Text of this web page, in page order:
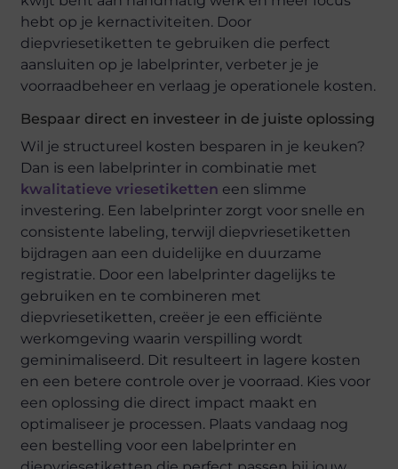
hebt op je kernactiviteiten. Door
diepvriesetiketten te gebruiken die perfect
aansluiten op je labelprinter, verbeter je je
voorraadbeheer en verlaag je operationele kosten.
Bespaar direct en investeer in de juiste oplossing
Wil je structureel kosten besparen in je keuken?
Dan is een labelprinter in combinatie met
kwalitatieve vriesetiketten een slimme
investering. Een labelprinter zorgt voor snelle en
consistente labeling, terwijl diepvriesetiketten
bijdragen aan een duidelijke en duurzame
registratie. Door een labelprinter dagelijks te
gebruiken en te combineren met
diepvriesetiketten, creëer je een efficiënte
werkomgeving waarin verspilling wordt
geminimaliseerd. Dit resulteert in lagere kosten
en een betere controle over je voorraad. Kies voor
een oplossing die direct impact maakt en
optimaliseer je processen. Plaats vandaag nog
een bestelling voor een labelprinter en